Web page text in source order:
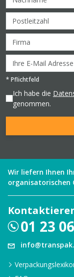
* Pflichtfeld
Ich habe die
genommen.
Wir liefern Ihnen
organisatorischen
01 23